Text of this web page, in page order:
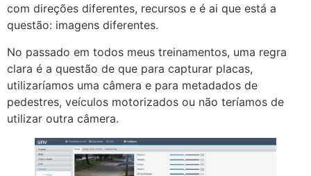
com direções diferentes, recursos e é ai que está a
questão: imagens diferentes.
No passado em todos meus treinamentos, uma regra
clara é a questão de que para capturar placas,
utilizaríamos uma câmera e para metadados de
pedestres, veículos motorizados ou não teríamos de
utilizar outra câmera.